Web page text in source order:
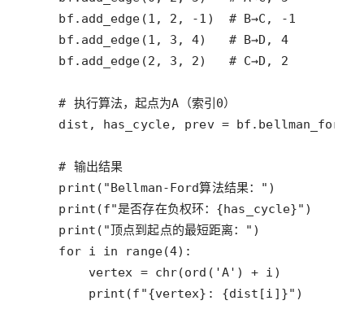
bf . add_edge (1 , 2 , -1 ) # B→C, -1
bf . add_edge (1 , 3 , 4) # B→D, 4
bf . add_edge (2 , 3 , 2) # C→D, 2
# 执行算法，起点为A（索引0）
dist , has_cycle, prev = bf . bellman_ford
# 输出结果
print ( "Bellman-Ford算法结果："
print (f"是否存在负权环： {has_cycle}"
print ( "顶点到起点的最短距离："
for i in range(4
vertex = chr(ord ( 'A' ) + i
print (f"{vertex} : {dist [i ]}"